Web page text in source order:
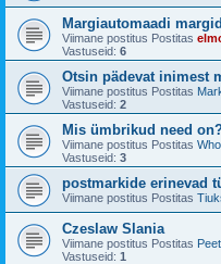
Margiautomaadi
Viimane postitus Postitas
Vastuseid: 6
Otsin pädevat inimest
Viimane postitus Postitas
Vastuseid: 2
Mis ümbrikud need
Viimane postitus Postitas
Vastuseid: 3
postmarkide erinevad
Viimane postitus Postitas
Czeslaw Slania
Viimane postitus Postitas
Vastuseid: 1